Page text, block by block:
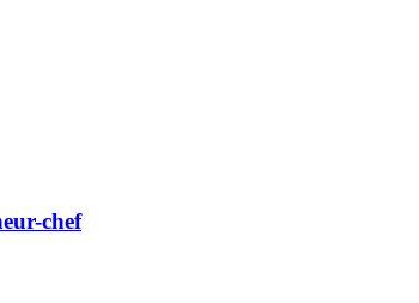
chef